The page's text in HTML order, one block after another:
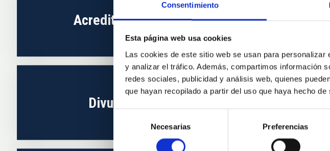
Consentimiento
Esta página web usa cookies
Las cookies de este sitio web se usan para
y analizar el tráfico. Además, compartimos información
redes sociales, publicidad y análisis web, quienes
que hayan recopilado a partir del uso que haya hecho
consentimiento
Necesarias Preferencias
Acreditación IAC
Divulgación